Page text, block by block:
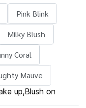
Pink Blink
Milky Blush
Coral
Mauve
up,Blush on